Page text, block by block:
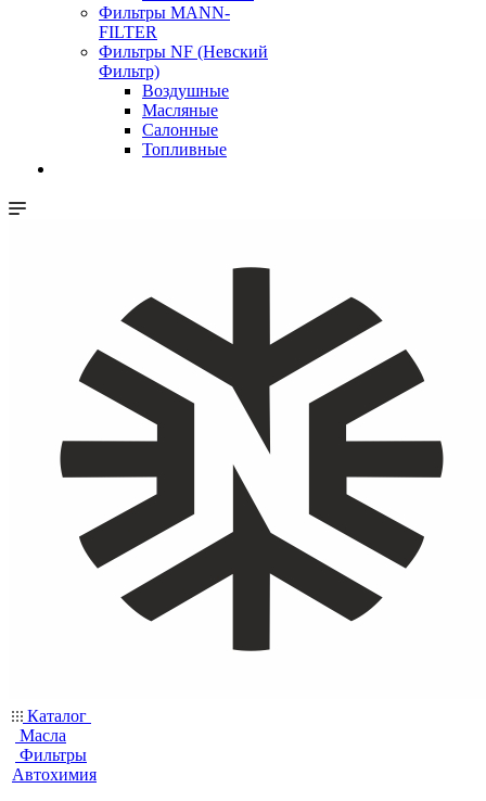
Фильтры MANN-
FILTER
Фильтры NF (Невский
Фильтр)
Воздушные
Масляные
Салонные
Топливные
Каталог
Масла
Фильтры
Автохимия